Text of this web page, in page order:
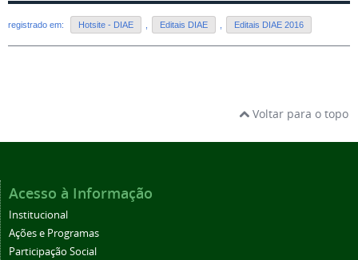
registrado em: Hotsite - DIAE Editais DIAE Editais DIAE 2016
Voltar para o topo
Acesso à Informação
Institucional
Ações e Programas
Participação Social